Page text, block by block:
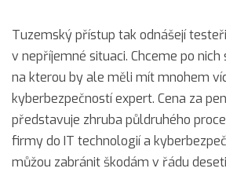
Tuzemský přístup tak odnášejí
v nepříjemné situaci. Chceme po
na kterou by ale měli mít mnohem
kyberbezpečností expert. Cena za
představuje zhruba půldruhého
firmy do IT technologií a
můžou zabránit škodám v řádu